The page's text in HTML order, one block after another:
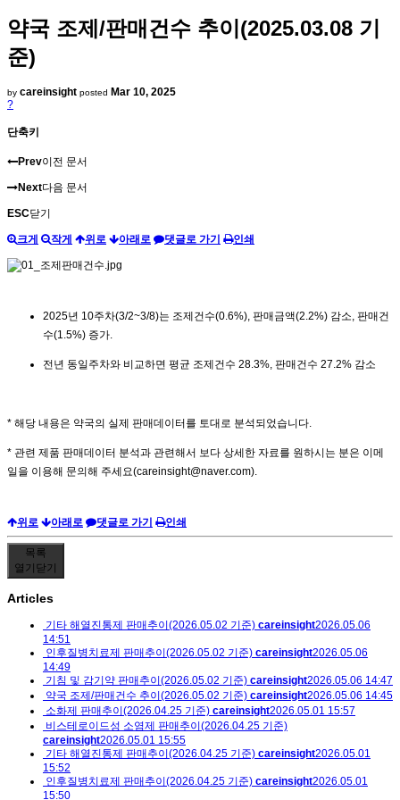
약국 조제/판매건수 추이(2025.03.08 기
준)
by careinsight posted Mar 10, 2025
?
단축키
Prev이전 문서
Next다음 문서
ESC닫기
크게 작게 위로 아래로 댓글로 가기 인쇄
2025년 10주차(3/2~3/8)는 조제건수(0.6%), 판매금액(2.2%) 감소, 판매건
수(1.5%) 증가.
전년 동일주차와 비교하면 평균 조제건수 28.3%, 판매건수 27.2% 감소
* 해당 내용은 약국의 실제 판매데이터를 토대로 분석되었습니다.
* 관련 제품 판매데이터 분석과 관련해서 보다 상세한 자료를 원하시는 분은 이메
일을 이용해 문의해 주세요(careinsight@naver.com).
위로 아래로 댓글로 가기 인쇄
목록
열기 닫기
Articles
기타 해열진통제 판매추이(2026.05.02 기준) careinsight2026.05.06
14:51
인후질병치료제 판매추이(2026.05.02 기준) careinsight2026.05.06
14:49
기침 및 감기약 판매추이(2026.05.02 기준) careinsight2026.05.06 14:47
약국 조제/판매건수 추이(2026.05.02 기준) careinsight2026.05.06 14:45
소화제 판매추이(2026.04.25 기준) careinsight2026.05.01 15:57
비스테로이드성 소염제 판매추이(2026.04.25 기준)
careinsight2026.05.01 15:55
기타 해열진통제 판매추이(2026.04.25 기준) careinsight2026.05.01
15:52
인후질병치료제 판매추이(2026.04.25 기준) careinsight2026.05.01
15:50